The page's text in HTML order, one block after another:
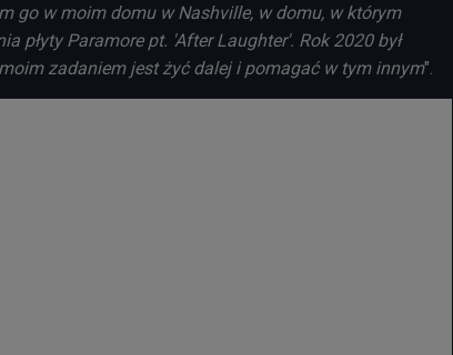
go w moim domu w Nashville, w domu, w którym
płyty Paramore pt. 'After Laughter'. Rok 2020 był
zadaniem jest żyć dalej i pomagać w tym innym".